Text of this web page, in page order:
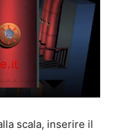
scala, inserire il